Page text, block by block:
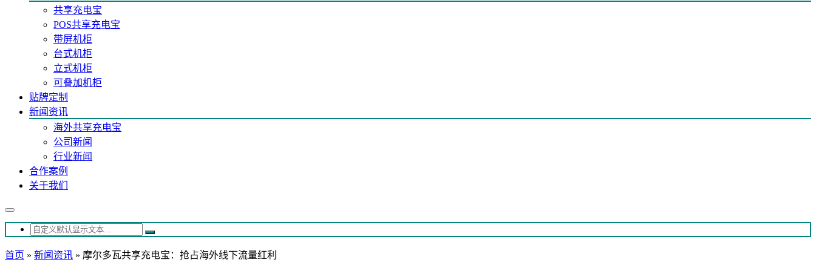
共享充电宝
POS共享充电宝
带屏机柜
台式机柜
立式机柜
可叠加机柜
贴牌定制
新闻资讯
海外共享充电宝
公司新闻
行业新闻
合作案例
关于我们
首页 » 新闻资讯 » 摩尔多瓦共享充电宝：抢占海外线下流量红利